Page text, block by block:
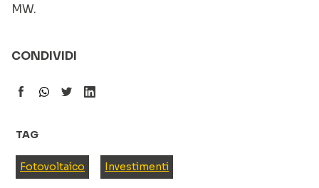
MW.
CONDIVIDI
TAG
Fotovoltaico Investimenti